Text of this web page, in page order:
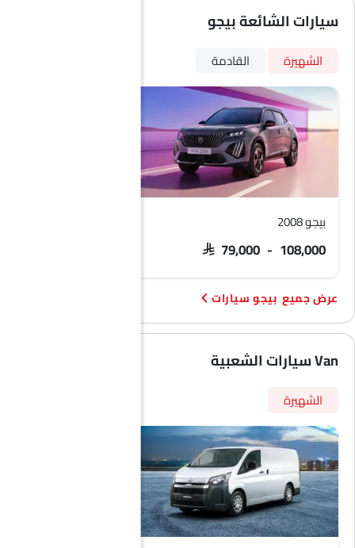
سيارات الشائعة بيجو
الشهيرة القادمة
بيجو 2008
SAR 79,000 - 108,000
بيجو سيارات
Van سيارات الشعبية
الشهيرة